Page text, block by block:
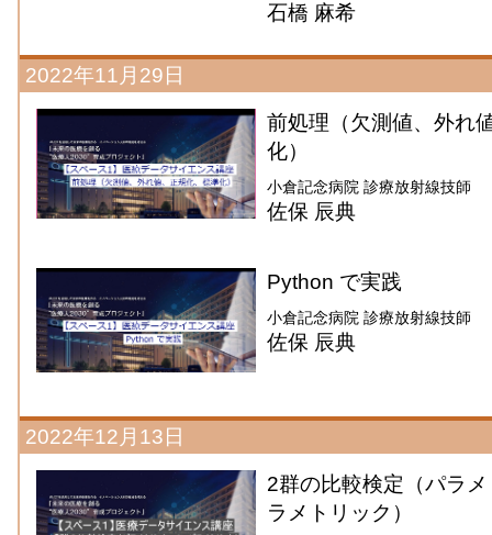
石橋 麻希
2022年11月29日
前処理（欠測値、外れ
化）
小倉記念病院 診療放射線技師
佐保 辰典
Python で実践
小倉記念病院 診療放射線技師
佐保 辰典
2022年12月13日
2群の比較検定（パラ
ラメトリック）